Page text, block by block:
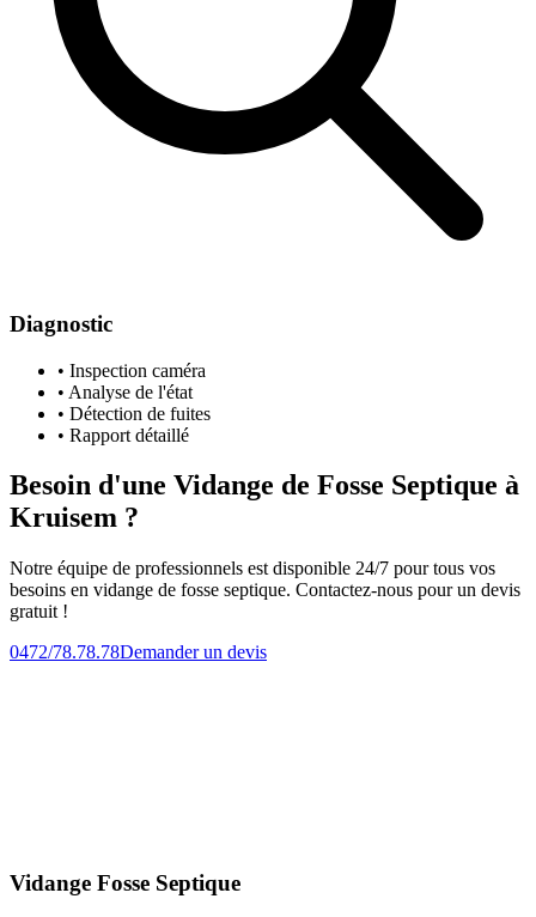
Diagnostic
• Inspection caméra
• Analyse de l'état
• Détection de fuites
• Rapport détaillé
Besoin d'une Vidange de Fosse Septique à
Kruisem ?
Notre équipe de professionnels est disponible 24/7 pour tous vos
besoins en vidange de fosse septique. Contactez-nous pour un devis
gratuit !
0472/78.78.78Demander un devis
Vidange Fosse Septique